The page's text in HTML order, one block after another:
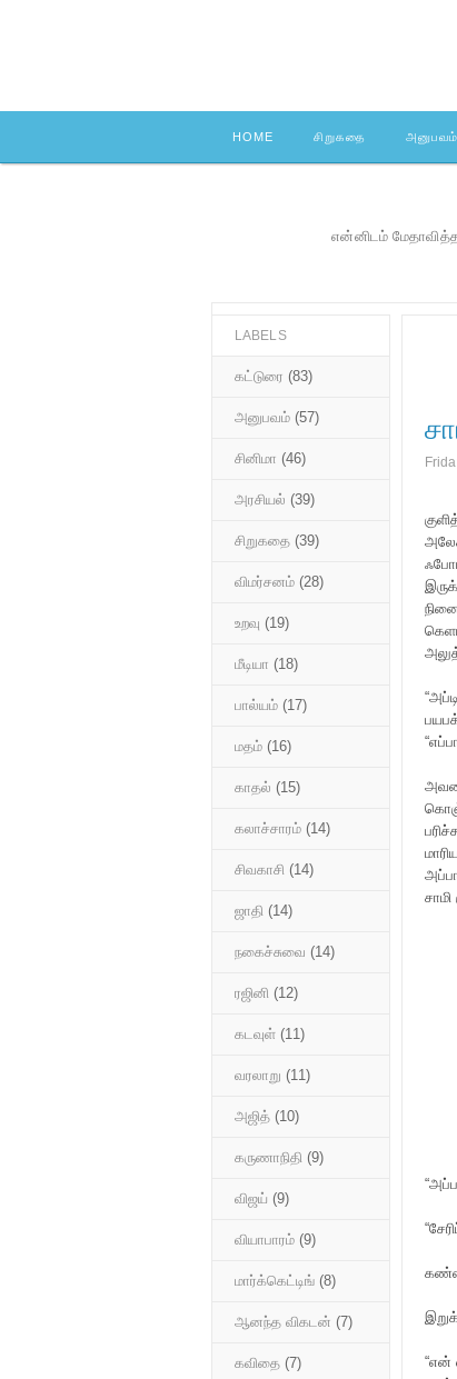
HOME சிறுகதை அனுபவம்
என்னிடம்
கண்ண
“என்
LABELS
கட்டுரை (83)
அனுபவம் (57)
சினிமா (46)
அரசியல் (39)
சிறுகதை (39)
விமர்சனம் (28)
உறவு (19)
மீடியா (18)
பால்யம் (17)
மதம் (16)
காதல் (15)
கலாச்சாரம் (14)
சிவகாசி (14)
ஜாதி (14)
நகைச்சுவை (14)
ரஜினி (12)
கடவுள் (11)
வரலாறு (11)
அஜித் (10)
கருணாநிதி (9)
விஜய் (9)
வியாபாரம் (9)
மார்க்கெட்டிங் (8)
ஆனந்த விகடன் (7)
கவிதை (7)